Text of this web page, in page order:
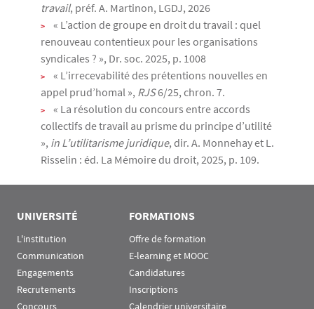
travail, préf. A. Martinon, LGDJ, 2026
« L’action de groupe en droit du travail : quel
renouveau contentieux pour les organisations
syndicales ? », Dr. soc. 2025, p. 1008
« L’irrecevabilité des prétentions nouvelles en
appel prud’homal », RJS6/25, chron. 7.
« La résolution du concours entre accords
collectifs de travail au prisme du principe d’utilité
», in L’utilitarisme juridique, dir. A. Monnehay et L.
Risselin : éd. La Mémoire du droit, 2025, p. 109.
UNIVERSITÉ
L'institution
Communication
Engagements
Recrutements
Concours
FORMATIONS
Offre de formation
E-learning et MOOC
Candidatures
Inscriptions
Calendrier universitaire